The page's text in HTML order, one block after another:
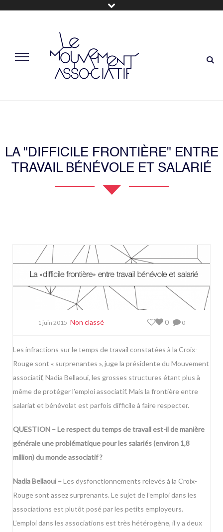
LA "DIFFICILE FRONTIÈRE" ENTRE
TRAVAIL BÉNÉVOLE ET SALARIÉ
1 juin 2015 Non classé 0
0
Les infractions sur le temps de travail constatées à la Croix-
Rouge sont « surprenantes », juge la présidente du Mouvement
associatif, Nadia Bellaoui, les grosses structures étant plus à
même de protéger l’emploi associatif. Mais la frontière entre
salariat et bénévolat est parfois difficile à faire respecter.
QUESTION – Le respect du temps de travail est-il de manière
générale une problématique pour les salariés (environ 1,8
million) du monde associatif ?
Nadia Bellaoui –Les dysfonctionnements relevés à la Croix-
Rouge sont assez surprenants. Le sujet de l’emploi dans les
associations est plutôt posé par les petits employeurs.
L’emploi dans les associations est très hétérogène, il y a deux